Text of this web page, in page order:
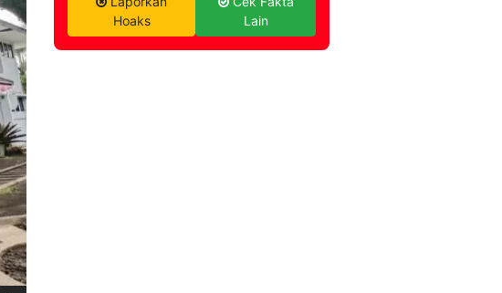
Hoaks
Lain